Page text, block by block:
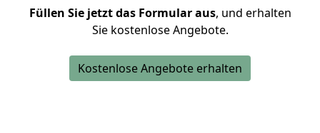
Füllen Sie jetzt das Formular aus, und erhalten
Sie kostenlose Angebote.
Kostenlose Angebote erhalten